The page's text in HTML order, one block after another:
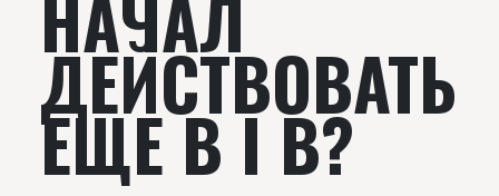
НАЧАЛ
ДЕЙСТВОВАТЬ
ЕЩЕ В I В?